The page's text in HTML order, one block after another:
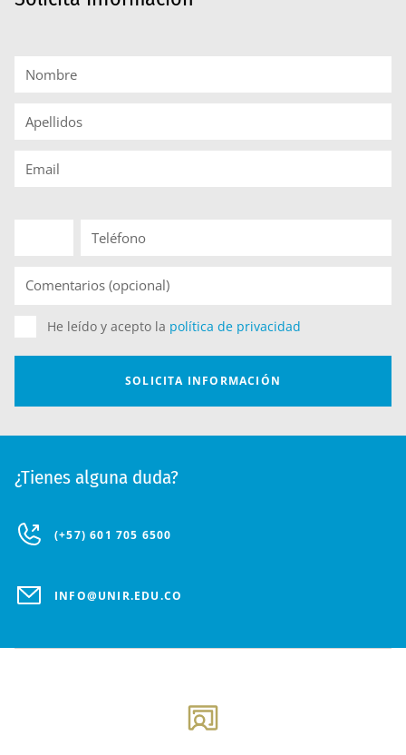
¿Tienes alguna duda?
(+57) 601 705 6500
INFO@UNIR.EDU.CO